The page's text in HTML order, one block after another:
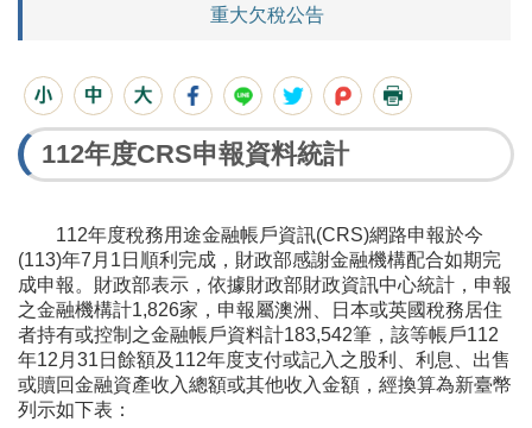
重大欠稅公告
112年度CRS申報資料統計
112年度稅務用途金融帳戶資訊(CRS)網路申報於今
(113)年7月1日順利完成，財政部感謝金融機構配合如期完
成申報。財政部表示，依據財政部財政資訊中心統計，申報
之金融機構計1,826家，申報屬澳洲、日本或英國稅務居住
者持有或控制之金融帳戶資料計183,542筆，該等帳戶112
年12月31日餘額及112年度支付或記入之股利、利息、出售
或贖回金融資產收入總額或其他收入金額，經換算為新臺幣
列示如下表：